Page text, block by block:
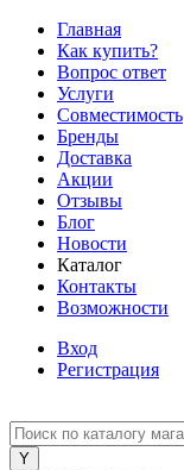
Главная
Как купить?
Вопрос ответ
Услуги
Совместимость
Бренды
Доставка
Акции
Отзывы
Блог
Новости
Каталог
Контакты
Возможности
Вход
Регистрация